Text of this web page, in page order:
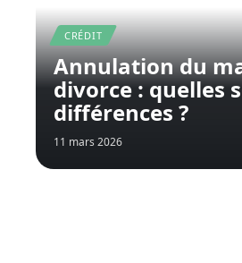
CRÉDIT
Annulation du
divorce : quelles
différences ?
11 mars 2026